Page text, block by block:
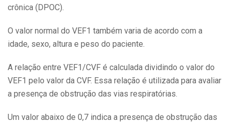
crônica (DPOC).
O valor normal do VEF1 também varia de acordo com a
idade, sexo, altura e peso do paciente.
A relação entre VEF1/CVF é calculada dividindo o valor do
VEF1 pelo valor da CVF. Essa relação é utilizada para avaliar
a presença de obstrução das vias respiratórias.
Um valor abaixo de 0,7 indica a presença de obstrução das